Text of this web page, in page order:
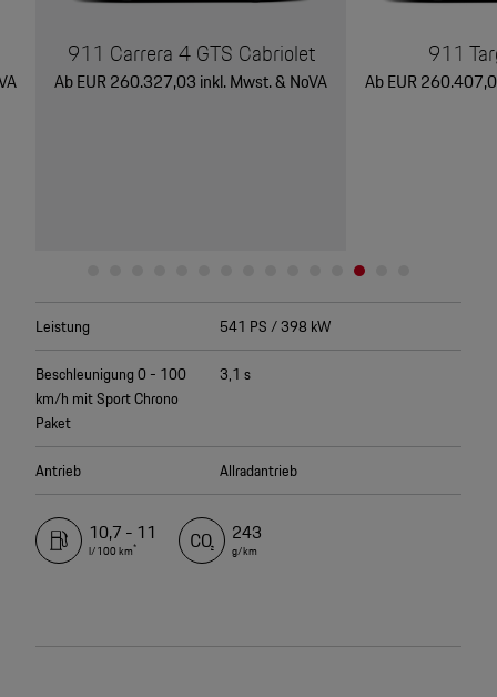
911 Carrera 4 GTS Cabriolet
Ab EUR 260.327,03 inkl. Mwst. & NoVA
911
Ab EUR
541 PS / 398 kW
Leistung
3,1 s
Beschleunigung 0 - 100
km/h mit Sport Chrono
Paket
Allradantrieb
Antrieb
10,7 - 11
l/100 km*
243
g/km